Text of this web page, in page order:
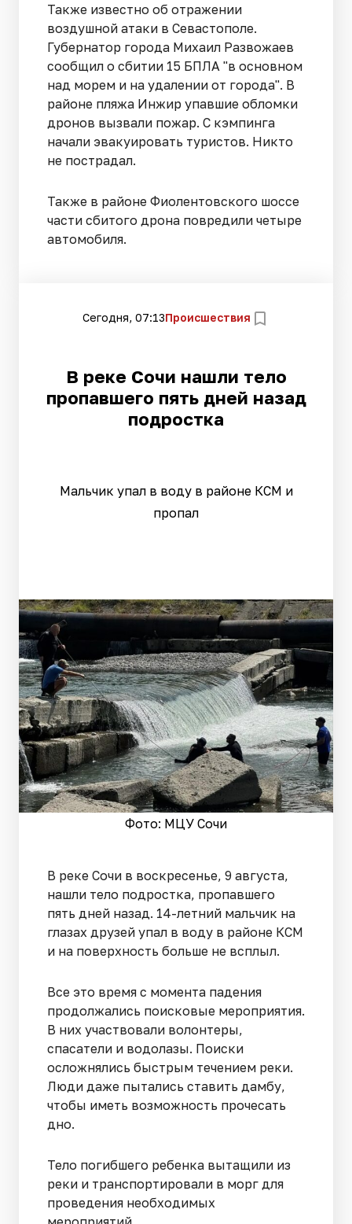
Также известно об отражении
воздушной атаки в Севастополе.
Губернатор города Михаил Развожаев
сообщил о сбитии 15 БПЛА "в основном
над морем и на удалении от города". В
районе пляжа Инжир упавшие обломки
дронов вызвали пожар. С кэмпинга
начали эвакуировать туристов. Никто
не пострадал.
Также в районе Фиолентовского шоссе
части сбитого дрона повредили четыре
автомобиля.
Сегодня, 07:13Происшествия
В реке Сочи нашли тело
пропавшего пять дней назад
подростка
Мальчик упал в воду в районе КСМ и
пропал
Фото: МЦУ Сочи
В реке Сочи в воскресенье, 9 августа,
нашли тело подростка, пропавшего
пять дней назад. 14-летний мальчик на
глазах друзей упал в воду в районе КСМ
и на поверхность больше не всплыл.
Все это время с момента падения
продолжались поисковые мероприятия.
В них участвовали волонтеры,
спасатели и водолазы. Поиски
осложнялись быстрым течением реки.
Люди даже пытались ставить дамбу,
чтобы иметь возможность прочесать
дно.
Тело погибшего ребенка вытащили из
реки и транспортировали в морг для
проведения необходимых